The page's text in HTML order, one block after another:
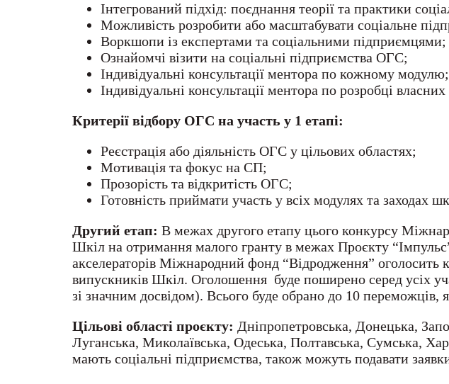
Інтегрований підхід: поєднання теорії та практики
Можливість розробити або масштабувати соціальне
Воркшопи із експертами та соціальними підприємцями;
Ознайомчі візити на соціальні підприємства ОГС;
Індивідуальні консультації ментора по кожному модулю;
Індивідуальні консультації ментора по розробці
Критерії відбору ОГС на участь у 1 етапі:
Реєстрація або діяльність ОГС у цільових областях;
Мотивація та фокус на СП;
Прозорість та відкритість ОГС;
Готовність приймати участь у всіх модулях та заходах
Другий етап: В межах другого етапу цього конкурсу
Шкіл на отримання малого гранту в межах Проєкту
акселераторів Міжнародний фонд “Відродження” оголосить
випускників Шкіл. Оголошення буде поширено серед усіх
зі значним досвідом). Всього буде обрано до 10 переможців,
Цільові області проєкту: Дніпропетровська, Донецька,
Луганська, Миколаївська, Одеська, Полтавська, Сумська,
мають соціальні підприємства, також можуть подавати